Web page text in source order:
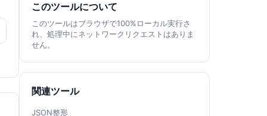
このツールについて
このツールはブラウザで100%ローカル実行さ
れ、処理中にネットワークリクエストはありま
せん。
関連ツール
JSON整形